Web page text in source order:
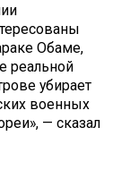
Обаме,
реальной
убирает
военных
— сказал